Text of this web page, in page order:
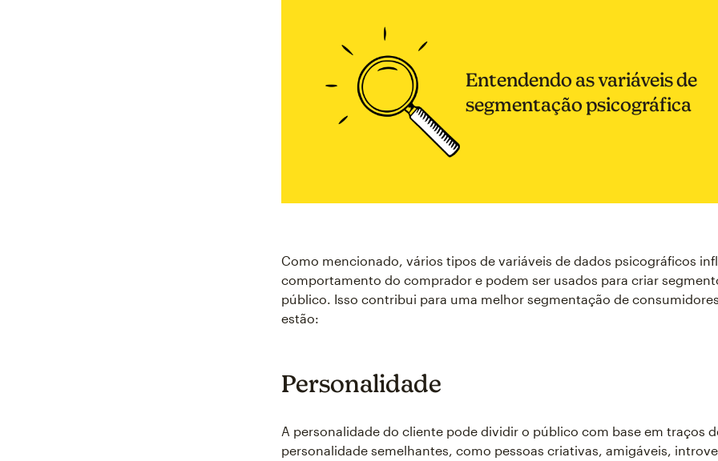
Entendendo as variáveis de
segmentação psicográfica
Como mencionado, vários tipos de variáveis de dados psicográficos
comportamento do comprador e podem ser usados para criar
público. Isso contribui para uma melhor segmentação de
estão:
Personalidade
A personalidade do cliente pode dividir o público com base em traços
personalidade semelhantes, como pessoas criativas, amigáveis,